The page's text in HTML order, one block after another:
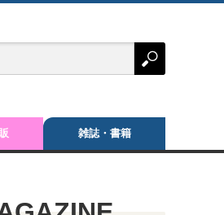
雑誌・書籍